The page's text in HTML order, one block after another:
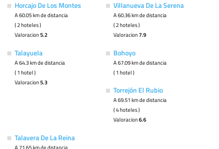
Horcajo De Los Montes
A 60.05 km de distancia
( 2 hoteles )
Valoracion5.2
Villanueva De La Serena
A 60.36 km de distancia
( 2 hoteles )
Valoracion7.9
Talayuela
A 64.3 km de distancia
( 1 hotel )
Valoracion5.3
Bohoyo
A 67.09 km de distancia
( 1 hotel )
Torrejón El Rubio
A 69.51 km de distancia
( 4 hoteles )
Valoracion6.6
Talavera De La Reina
A 71.65 km de distancia